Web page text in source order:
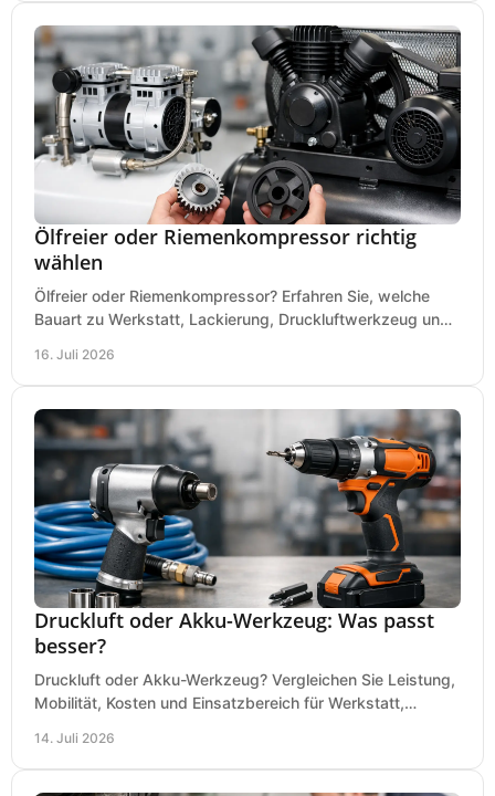
Ölfreier oder Riemenkompressor richtig
wählen
Ölfreier oder Riemenkompressor? Erfahren Sie, welche
Bauart zu Werkstatt, Lackierung, Druckluftwerkzeug und
16. Juli 2026
Druckluft oder Akku-Werkzeug: Was passt
besser?
Druckluft oder Akku-Werkzeug? Vergleichen Sie Leistung,
Mobilität, Kosten und Einsatzbereich für Werkstatt,
14. Juli 2026